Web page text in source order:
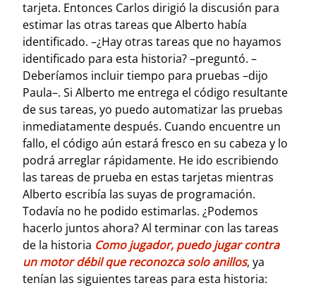
tarjeta. Entonces Carlos dirigió la discusión para
estimar las otras tareas que Alberto había
identificado. –¿Hay otras tareas que no hayamos
identificado para esta historia? –preguntó. –
Deberíamos incluir tiempo para pruebas –dijo
Paula–. Si Alberto me entrega el código resultante
de sus tareas, yo puedo automatizar las pruebas
inmediatamente después. Cuando encuentre un
fallo, el código aún estará fresco en su cabeza y lo
podrá arreglar rápidamente. He ido escribiendo
las tareas de prueba en estas tarjetas mientras
Alberto escribía las suyas de programación.
Todavía no he podido estimarlas. ¿Podemos
hacerlo juntos ahora?Al terminar con las tareas
de la historia Como jugador, puedo jugar contra
un motor débil que reconozca solo anillos, ya
tenían las siguientes tareas para esta historia: